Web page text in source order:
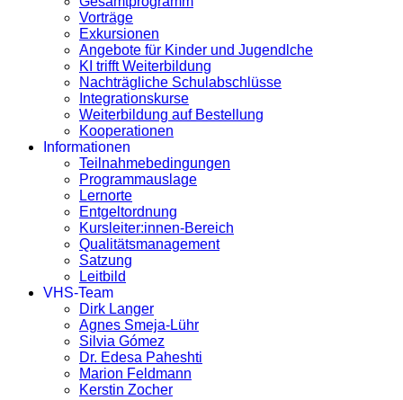
Vorträge
Exkursionen
Angebote für Kinder und Jugendlche
KI trifft Weiterbildung
Nachträgliche Schulabschlüsse
Integrationskurse
Weiterbildung auf Bestellung
Kooperationen
Informationen
Teilnahmebedingungen
Programmauslage
Lernorte
Entgeltordnung
Kursleiter:innen-Bereich
Qualitätsmanagement
Satzung
Leitbild
VHS-Team
Dirk Langer
Agnes Smeja-Lühr
Silvia Gómez
Dr. Edesa Paheshti
Marion Feldmann
Kerstin Zocher